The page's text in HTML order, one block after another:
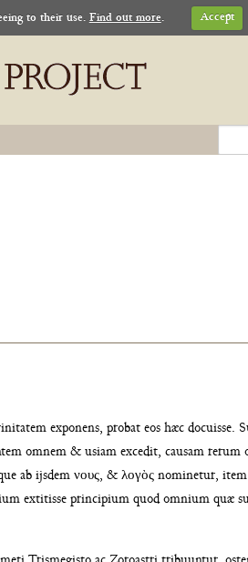
to their use. Find out more. Accept
exponens, probat eos hæc docuisse.
omnem & usiam excedit, causam
ab ijsdem νους, & λογὸς nominetur,
extitisse principium quod omnium quæ